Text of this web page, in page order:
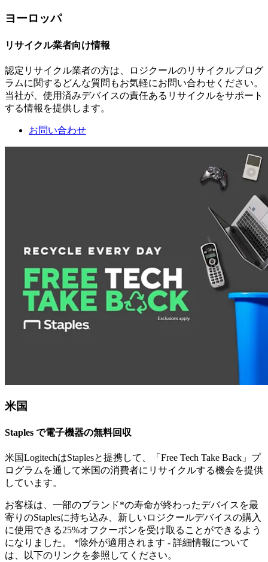
ヨーロッパ
リサイクル業者向け情報
認定リサイクル業者の方は、ロジクールのリサイクルプログ
ラムに関するどんな質問もお気軽にお問い合わせください。
当社が、使用済みデバイスの責任あるリサイクルをサポート
する情報を提供します。
お問い合わせ
米国
Staples で電子機器の無料回収
米国LogitechはStaplesと提携して、「Free Tech Take Back」プ
ログラムを通して米国の消費者にリサイクルする機会を提供
しています。
お客様は、一部のブランド*の寿命が終わったデバイスを最
寄りのStaplesに持ち込み、新しいロジクールデバイスの購入
に使用できる25%オフクーポンを受け取ることができるよう
になりました。 *除外が適用されます - 詳細情報について
は、以下のリンクを参照してください。